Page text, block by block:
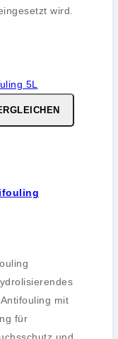
wird.
mit
für